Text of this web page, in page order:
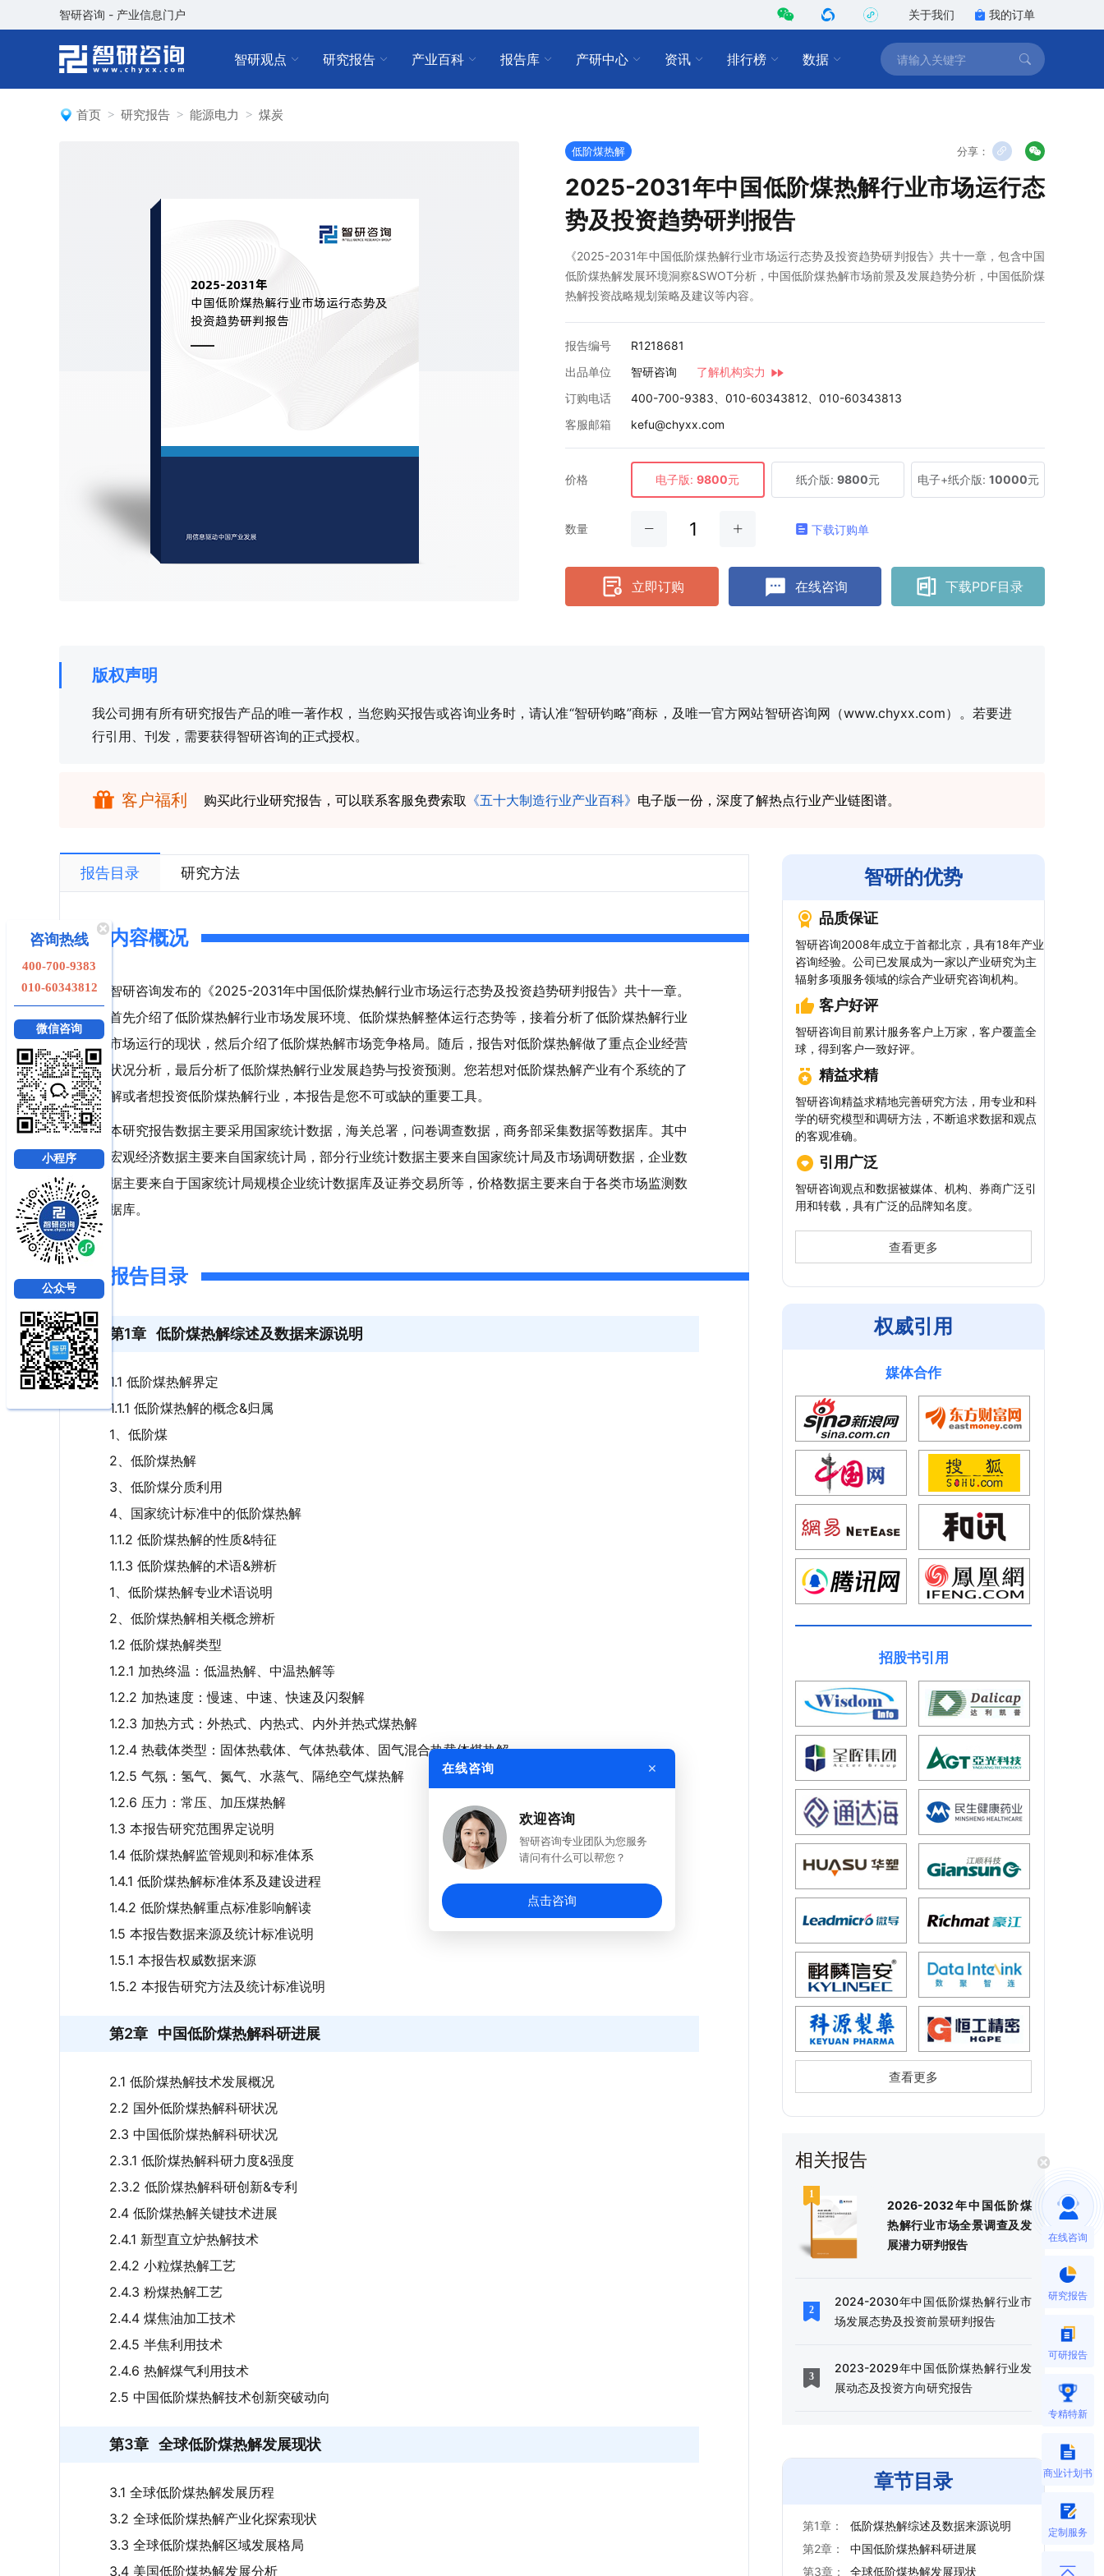
智研咨询 - 产业信息门户 关于我们 我的订单
智研观点 研究报告 产业百科 报告库 产研中心 资讯 排行榜 数据
首页 研究报告 能源电力 煤炭
低阶煤热解 分享：
2025-2031年中国低阶煤热解行业市场运行态
势及投资趋势研判报告
《2025-2031年中国低阶煤热解行业市场运行态势及投资趋势研判报告》共十一章，包含中国
低阶煤热解发展环境洞察&SWOT分析，中国低阶煤热解市场前景及发展趋势分析，中国低阶煤
热解投资战略规划策略及建议等内容。
报告编号
R1218681
出品单位
智研咨询
了解机构实力
订购电话
400-700-9383、010-60343812、010-60343813
客服邮箱
kefu@chyxx.com
价格 电子版: 9800元 纸介版: 9800元 电子+纸介版: 10000元
数量 下载订购单
立即订购 在线咨询 下载PDF目录
版权声明
我公司拥有所有研究报告产品的唯一著作权，当您购买报告或咨询业务时，请认准“智研钧略”商标，及唯一官方网站智研咨询网（www.chyxx.com）。若要进
行引用、刊发，需要获得智研咨询的正式授权。
客户福利 购买此行业研究报告，可以联系客服免费索取 《五十大制造行业产业百科》 电子版一份，深度了解热点行业产业链图谱。
报告目录 研究方法
内容概况
智研咨询发布的《2025-2031年中国低阶煤热解行业市场运行态势及投资趋势研判报告》共十一章。
首先介绍了低阶煤热解行业市场发展环境、低阶煤热解整体运行态势等，接着分析了低阶煤热解行业
市场运行的现状，然后介绍了低阶煤热解市场竞争格局。随后，报告对低阶煤热解做了重点企业经营
状况分析，最后分析了低阶煤热解行业发展趋势与投资预测。您若想对低阶煤热解产业有个系统的了
解或者想投资低阶煤热解行业，本报告是您不可或缺的重要工具。
本研究报告数据主要采用国家统计数据，海关总署，问卷调查数据，商务部采集数据等数据库。其中
宏观经济数据主要来自国家统计局，部分行业统计数据主要来自国家统计局及市场调研数据，企业数
据主要来自于国家统计局规模企业统计数据库及证券交易所等，价格数据主要来自于各类市场监测数
据库。
报告目录
第1章 低阶煤热解综述及数据来源说明
1.1 低阶煤热解界定
1.1.1 低阶煤热解的概念&归属
1、低阶煤
2、低阶煤热解
3、低阶煤分质利用
4、国家统计标准中的低阶煤热解
1.1.2 低阶煤热解的性质&特征
1.1.3 低阶煤热解的术语&辨析
1、低阶煤热解专业术语说明
2、低阶煤热解相关概念辨析
1.2 低阶煤热解类型
1.2.1 加热终温：低温热解、中温热解等
1.2.2 加热速度：慢速、中速、快速及闪裂解
1.2.3 加热方式：外热式、内热式、内外并热式煤热解
1.2.4 热载体类型：固体热载体、气体热载体、固气混合热载体煤热解
1.2.5 气氛：氢气、氮气、水蒸气、隔绝空气煤热解
1.2.6 压力：常压、加压煤热解
1.3 本报告研究范围界定说明
1.4 低阶煤热解监管规则和标准体系
1.4.1 低阶煤热解标准体系及建设进程
1.4.2 低阶煤热解重点标准影响解读
1.5 本报告数据来源及统计标准说明
1.5.1 本报告权威数据来源
1.5.2 本报告研究方法及统计标准说明
第2章 中国低阶煤热解科研进展
2.1 低阶煤热解技术发展概况
2.2 国外低阶煤热解科研状况
2.3 中国低阶煤热解科研状况
2.3.1 低阶煤热解科研力度&强度
2.3.2 低阶煤热解科研创新&专利
2.4 低阶煤热解关键技术进展
2.4.1 新型直立炉热解技术
2.4.2 小粒煤热解工艺
2.4.3 粉煤热解工艺
2.4.4 煤焦油加工技术
2.4.5 半焦利用技术
2.4.6 热解煤气利用技术
2.5 中国低阶煤热解技术创新突破动向
第3章 全球低阶煤热解发展现状
3.1 全球低阶煤热解发展历程
3.2 全球低阶煤热解产业化探索现状
3.3 全球低阶煤热解区域发展格局
3.4 美国低阶煤热解发展分析
智研的优势
品质保证
智研咨询2008年成立于首都北京，具有18年产业
咨询经验。公司已发展成为一家以产业研究为主
辐射多项服务领域的综合产业研究咨询机构。
客户好评
智研咨询目前累计服务客户上万家，客户覆盖全
球，得到客户一致好评。
精益求精
智研咨询精益求精地完善研究方法，用专业和科
学的研究模型和调研方法，不断追求数据和观点
的客观准确。
引用广泛
智研咨询观点和数据被媒体、机构、券商广泛引
用和转载，具有广泛的品牌知名度。
查看更多
权威引用
媒体合作
招股书引用
查看更多
相关报告
2026-2032年中国低阶煤
热解行业市场全景调查及发
展潜力研判报告
2024-2030年中国低阶煤热解行业市
场发展态势及投资前景研判报告
2023-2029年中国低阶煤热解行业发
展动态及投资方向研究报告
章节目录
第1章：
低阶煤热解综述及数据来源说明
第2章：
中国低阶煤热解科研进展
第3章：
全球低阶煤热解发展现状
在线咨询
研究报告
可研报告
专精特新
商业计划书
定制服务
在线咨询 ×
欢迎咨询
智研咨询专业团队为您服务
请问有什么可以帮您？
点击咨询
咨询热线
400-700-9383
010-60343812
微信咨询
小程序
公众号